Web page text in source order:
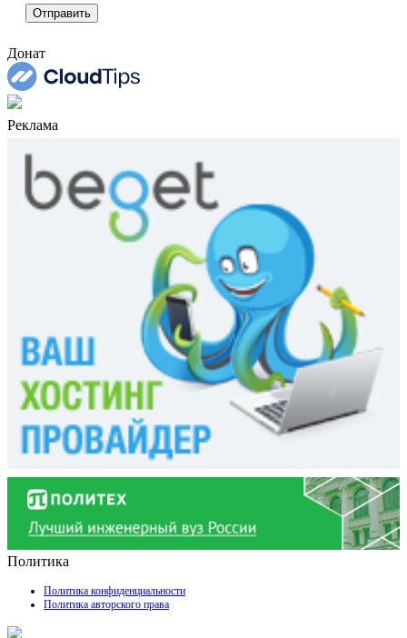
Донат
Реклама
Политика
Политика конфиденциальности
Политика авторского права